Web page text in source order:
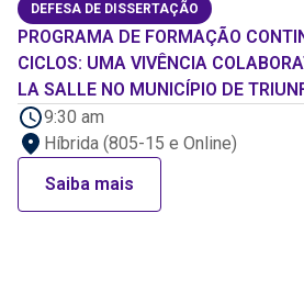
DEFESA DE DISSERTAÇÃO
PROGRAMA DE FORMAÇÃO
CICLOS: UMA VIVÊNCIA
LA SALLE NO MUNICÍPIO DE
9:30 am
Híbrida (805-15 e Online)
Saiba mais